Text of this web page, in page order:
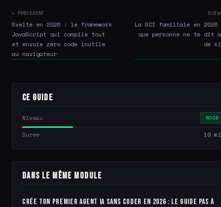
← PRÉCÉDENT
Svelte en 2026 : le framework
JavaScript qui compile tout
et envoie zéro code inutile
au navigateur
La SCI familiale en
que personne ne te dit
de
Ce guide
Niveau NOOB
Durée 10
Dans le même module
Crée ton premier agent IA sans coder en 2026 : le guide pas à